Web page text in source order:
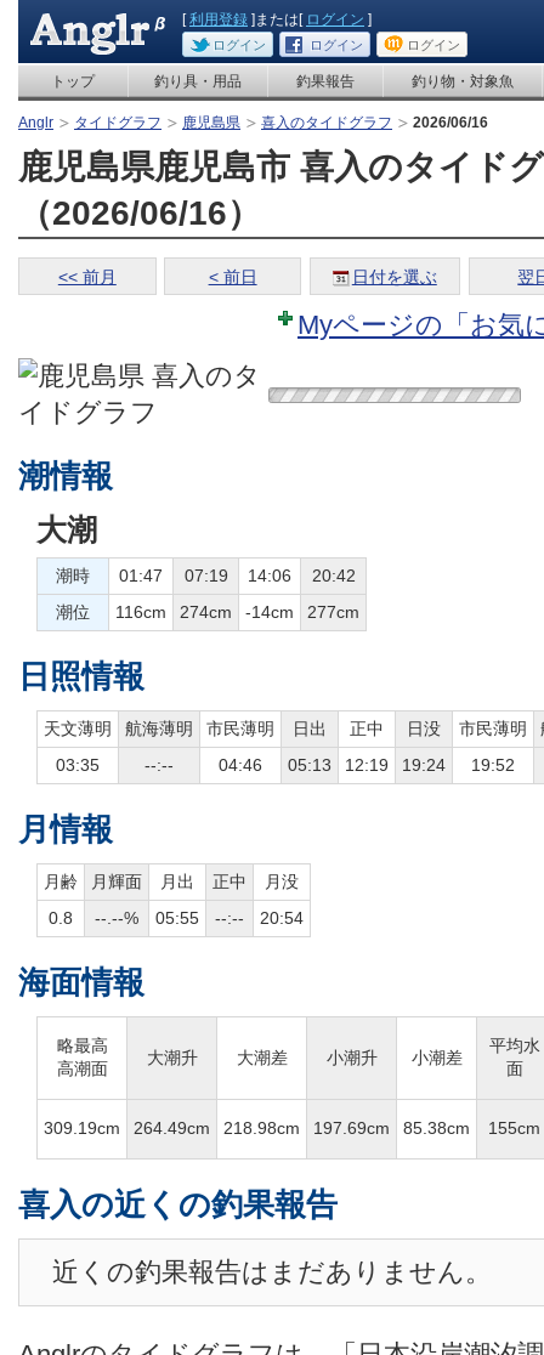
[利用登録 ]または[ ログイン ]
ログイン ログイン ログイン
トップ 釣り具・用品 釣果報告 釣り物・対象魚
Anglr タイドグラフ 鹿児島県 喜入のタイドグラフ 2026/06/16
鹿児島県鹿児島市 喜入のタイド
（2026/06/16）
<< 前月 < 前日 日付を選ぶ 翌
Myページの「お気
潮情報
大潮
潮時 01:47 07:19 14:06
20:42
潮位
116cm 274cm -14cm 277cm
日照情報
天文薄明 航海薄明 市民薄明 日出 正中 日没 市民薄明
03:35
--:-- 04:46 05:13 12:19 19:24 19:52
月情報
月齢 月輝面 月出 正中
月没
0.8
--.--% 05:55 --:-- 20:54
海面情報
略最高
高潮面
大潮升 大潮差 小潮升 小潮差
平均水
面
309.19cm 264.49cm 218.98cm 197.69cm 85.38cm 155cm
喜入の近くの釣果報告
近くの釣果報告はまだありません。